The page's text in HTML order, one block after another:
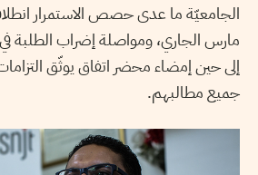
مارس الجاري، ومواصلة إضراب الطلبة
إلى حين إمضاء محضر اتفاق يوثّق
جميع مطالبهم.